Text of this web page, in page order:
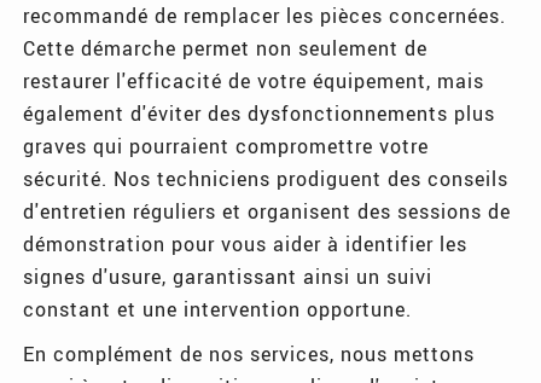
recommandé de remplacer les pièces concernées.
Cette démarche permet non seulement de
restaurer l'efficacité de votre équipement, mais
également d'éviter des dysfonctionnements plus
graves qui pourraient compromettre votre
sécurité. Nos techniciens prodiguent des conseils
d'entretien réguliers et organisent des sessions de
démonstration pour vous aider à identifier les
signes d'usure, garantissant ainsi un suivi
constant et une intervention opportune.
En complément de nos services, nous mettons